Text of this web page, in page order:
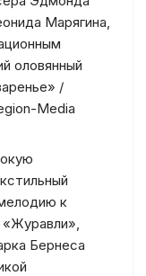
Марягина,
оловянный
/
Media
к
Бернеса